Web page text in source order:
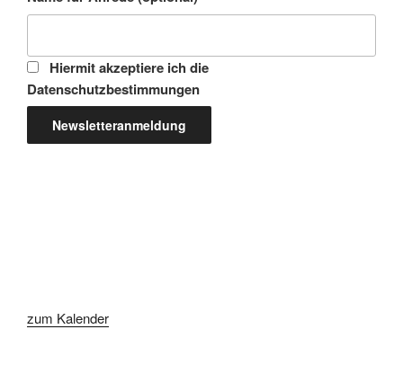
Hiermit akzeptiere ich die
Datenschutzbestimmungen
zum Kalender